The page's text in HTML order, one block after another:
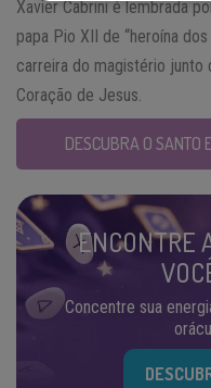
Xavier Cabrini é lembrada
papa Pio XII de “heroína
carreira do magistério junto
Coração de Jesus.
DESCUBRA O SANTO
ENCONTRE
Concentre sua